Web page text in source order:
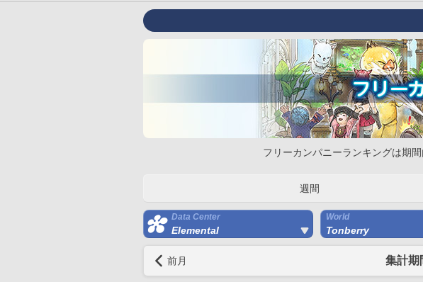
フリーカンパニーランキングは期
週間
Data Center
Elemental
World
Tonberry
前月 集計期